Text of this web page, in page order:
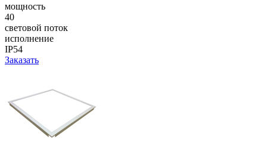
мощность
40
световой поток
исполнение
IP54
Заказать